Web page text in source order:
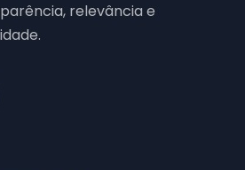
relevância e